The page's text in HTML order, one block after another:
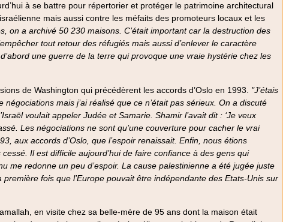
à se battre pour répertorier et protéger le patrimoine architectural
mais aussi contre les méfaits des promoteurs locaux et les
on a archivé 50 230 maisons. C’était important car la destruction des
tout retour des réfugiés mais aussi d’enlever le caractère
une guerre de la terre qui provoque une vraie hystérie chez les
de Washington qui précédèrent les accords d’Oslo en 1993. "J’étais
mais j’ai réalisé que ce n’était pas sérieux. On a discuté
voulait appeler Judée et Samarie. Shamir l’avait dit : ‘Je veux
Les négociations ne sont qu’une couverture pour cacher le vrai
aux accords d’Oslo, que l’espoir renaissait. Enfin, nous étions
Il est difficile aujourd’hui de faire confiance à des gens qui
me redonne un peu d’espoir. La cause palestinienne a été jugée juste
fois que l’Europe pouvait être indépendante des Etats-Unis sur
en visite chez sa belle-mère de 95 ans dont la maison était